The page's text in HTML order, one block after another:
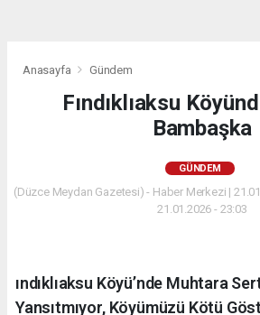
Anasayfa Gündem
Fındıklıaksu
Bambaşka
GÜNDEM
(Düzce Meydan Gazetesi) - Haber Merkezi |
21.01.2026 - 23:03
ındıklıaksu Köyü’nde Muhtara
Yansıtmıyor, Köyümüzü Kötü